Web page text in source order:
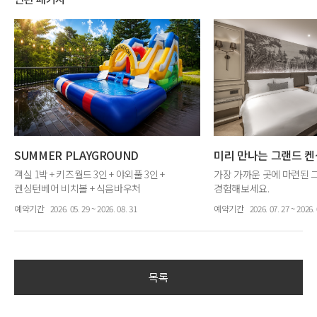
SUMMER PLAYGROUND
객실 1박 + 키즈월드 3인 + 야외풀 3인 +
켄싱턴베어 비치볼 + 식음바우처
예약기간 2026. 05. 29 ~ 2026. 08. 31
미리 만나는 그랜드
가장 가까운 곳에 마련된
경험해보세요.
예약기간 2026. 07. 27 ~ 2026.
목록